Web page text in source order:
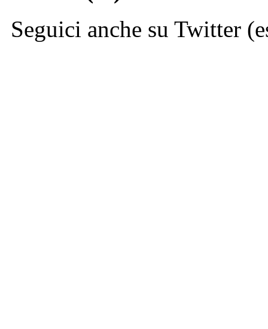
Seguici anche su Twitter